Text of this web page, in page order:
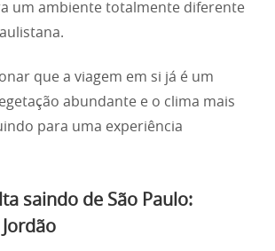
um ambiente totalmente diferente
que a viagem em si já é um
abundante e o clima mais
para uma experiência
saindo de São Paulo: